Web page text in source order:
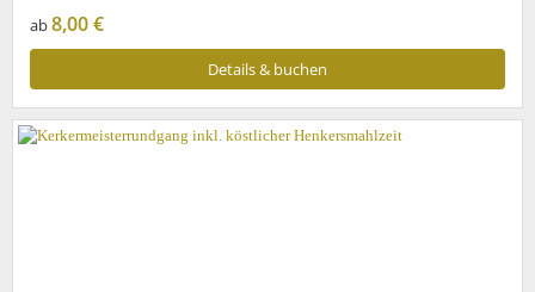
ab8,00 €
Details & buchen